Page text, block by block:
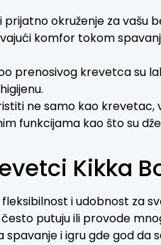
okruženje za vašu
komfor tokom
prenosivog krevetca su
ne samo kao krevetac,
funkcijama kao što su
Kikka
i udobnost za
putuju ili provode
i igru gde god da